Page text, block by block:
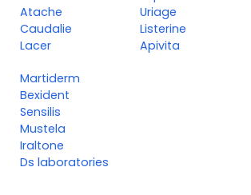
Atache
Caudalie
Lacer
Uriage
Listerine
Apivita
Martiderm
Bexident
Sensilis
Mustela
Iraltone
Ds laboratories